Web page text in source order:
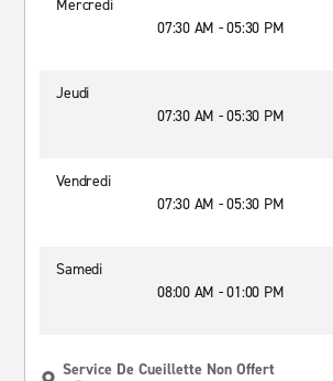
Mercredi
07:30 AM - 05:30 PM
Jeudi
07:30 AM - 05:30 PM
Vendredi
07:30 AM - 05:30 PM
Samedi
08:00 AM - 01:00 PM
Service De Cueillette Non Offert